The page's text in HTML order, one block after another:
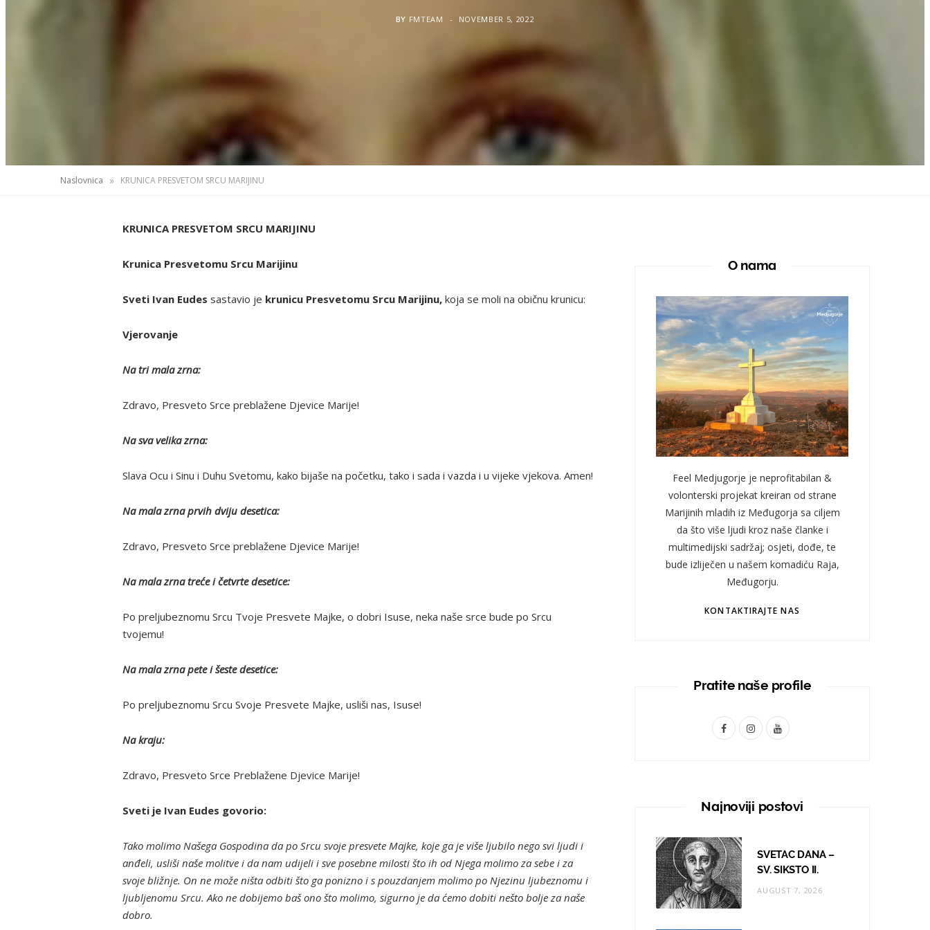
BY FMTEAM NOVEMBER 5, 2022
Naslovnica » KRUNICA PRESVETOM SRCU MARIJINU
KRUNICA PRESVETOM SRCU MARIJINU
Krunica Presvetomu Srcu Marijinu
Sveti Ivan Eudes sastavio je krunicu Presvetomu Srcu Marijinu, koja se moli na običnu krunicu:
Vjerovanje
Na tri mala zrna:
Zdravo, Presveto Srce preblažene Djevice Marije!
Na sva velika zrna:
Slava Ocu i Sinu i Duhu Svetomu, kako bijaše na početku, tako i sada i vazda i u vijeke vjekova. Amen!
Na mala zrna prvih dviju desetica:
Zdravo, Presveto Srce preblažene Djevice Marije!
Na mala zrna treće i četvrte desetice:
Po preljubeznomu Srcu Tvoje Presvete Majke, o dobri Isuse, neka naše srce bude po Srcu
tvojemu!
Na mala zrna pete i šeste desetice:
Po preljubeznomu Srcu Svoje Presvete Majke, usliši nas, Isuse!
Na kraju:
Zdravo, Presveto Srce Preblažene Djevice Marije!
Sveti je Ivan Eudes govorio:
Tako molimo Našega Gospodina da po Srcu svoje presvete Majke, koje ga je više ljubilo nego svi ljudi i
anđeli, usliši naše molitve i da nam udijeli i sve posebne milosti što ih od Njega molimo za sebe i za
svoje bližnje. On ne može ništa odbiti što ga ponizno i s pouzdanjem molimo po Njezinu ljubeznomu i
ljubljenomu Srcu. Ako ne dobijemo baš ono što molimo, sigurno je da ćemo dobiti nešto bolje za naše
dobro.
O nama
Feel Medjugorje je neprofitabilan &
volonterski projekat kreiran od strane
Marijinih mladih iz Međugorja sa ciljem
da što više ljudi kroz naše članke i
multimedijski sadržaj; osjeti, dođe, te
bude izliječen u našem komadiću Raja,
Međugorju.
KONTAKTIRAJTE NAS
Pratite naše profile
F
o
o
k
I
t
r
a
Y
T
e
Najnoviji postovi
SVETAC DANA –
SV. SIKSTO II.
AUGUST 7, 2026